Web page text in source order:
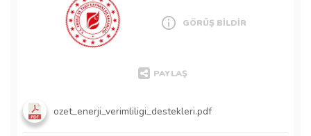
GÖRÜŞ BİLDİR
PAYLAŞ
ozet_enerji_verimliligi_destekleri.pdf